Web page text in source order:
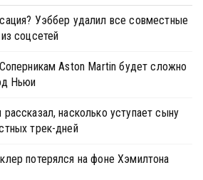
Уэббер удалил все совместные
соцсетей
Aston Martin будет сложно
Ньюи
насколько уступает сыну
трек-дней
потерялся на фоне Хэмилтона